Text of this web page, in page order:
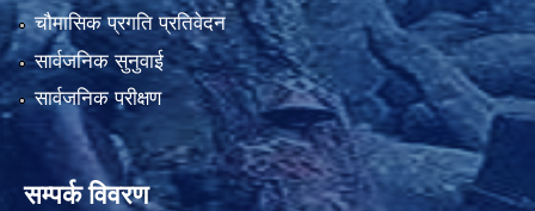
चौमासिक प्रगति प्रतिवेदन
सार्वजनिक सुनुवाई
सार्वजनिक परीक्षण
सम्पर्क विवरण